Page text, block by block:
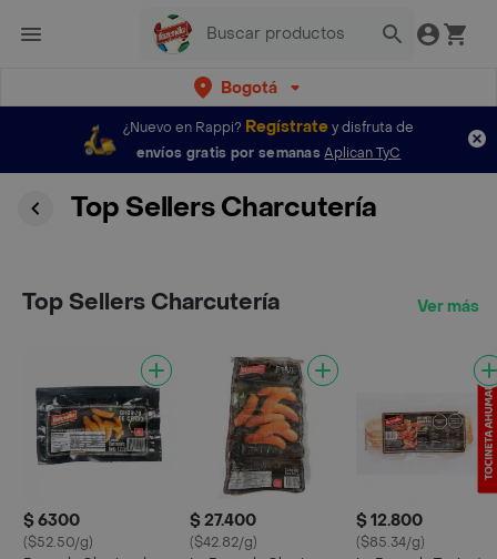
Bogotá
¿Nuevo en Rappi? Regístratey disfruta de
envíos gratis por semanas Aplican TyC
Top Sellers Charcutería
Top Sellers Charcutería Ver más
$ 6300
($52.50/g)
$ 27.400
($42.82/g)
$ 12.800
($85.34/g)